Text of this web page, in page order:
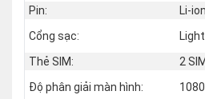
Pin:
Li-
Cổng sạc:
Thẻ SIM:
2
Độ phân giải màn hình: